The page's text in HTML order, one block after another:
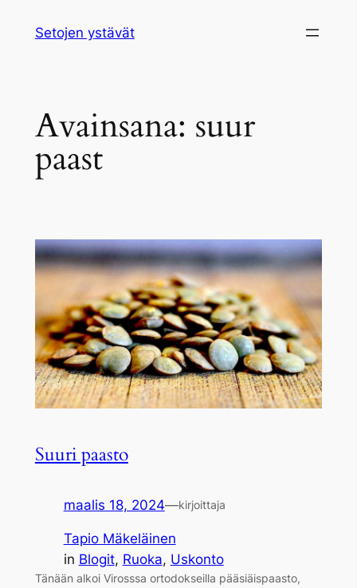
sisältöön
Setojen ystävät
Avainsana: suur
paast
Suuri paasto
maalis 18, 2024—kirjoittaja
Tapio Mäkeläinen
in Blogit, Ruoka, Uskonto
Tänään alkoi Virosssa ortodokseilla pääsiäispaasto,